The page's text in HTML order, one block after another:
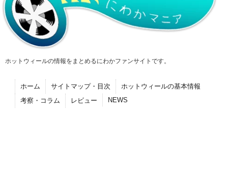
ホットウィールの情報をまとめるにわかファンサイトです。
ホーム サイトマップ・目次
ホットウィールの基本情報
考察・コラム
レビュー NEWS